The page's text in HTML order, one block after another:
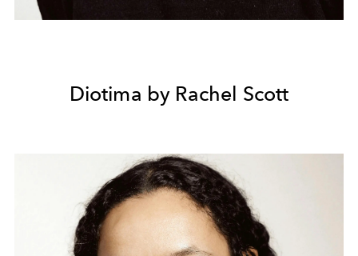
Diotima by Rachel Scott